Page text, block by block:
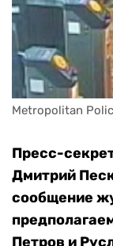
Metropolitan
Пресс-
Дмитрий
сообщение
Петров и